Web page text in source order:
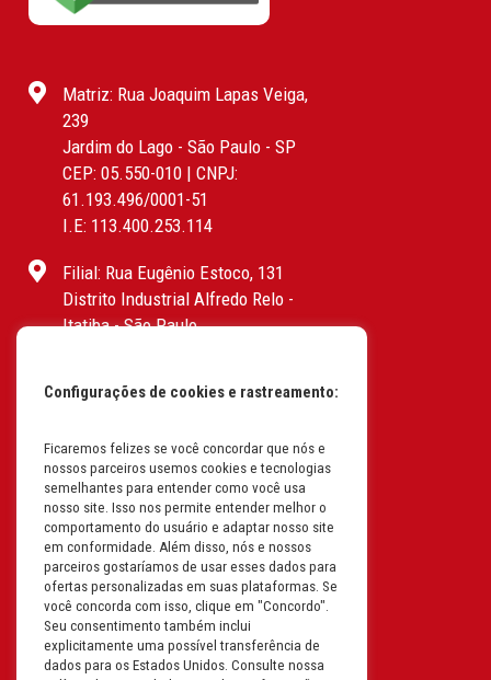
Matriz: Rua Joaquim Lapas Veiga,
239
Jardim do Lago - São Paulo - SP
CEP: 05.550-010 | CNPJ:
61.193.496/0001-51
I.E: 113.400.253.114
Filial: Rua Eugênio Estoco, 131
Distrito Industrial Alfredo Relo -
Itatiba - São Paulo
I.E: 382.096.357.1147
Filial: Av. Odila Chaves Rodrigues,
1277
Parque industrial RM - Condomínio
Therapark - Jundiaí - São Paulo
CEP: 13.213-087 | CNPJ:
61.193.496/0018-08
I.E: 407.642.800.114
Filial: Rua em Projeto G, 728 – Letra A
Configurações de cookies e rastreamento:
Ficaremos felizes se você concordar que nós e
nossos parceiros usemos cookies e tecnologias
semelhantes para entender como você usa
nosso site. Isso nos permite entender melhor o
comportamento do usuário e adaptar nosso site
em conformidade. Além disso, nós e nossos
parceiros gostaríamos de usar esses dados para
ofertas personalizadas em suas plataformas. Se
você concorda com isso, clique em "Concordo".
Seu consentimento também inclui
explicitamente uma possível transferência de
dados para os Estados Unidos. Consulte nossa